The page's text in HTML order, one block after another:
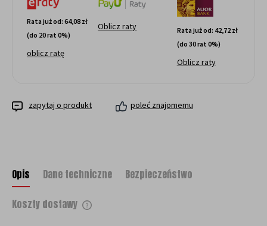
Rata już od: 64,08 zł
(do 20 rat 0%)
oblicz ratę
Oblicz raty Rata już od: 42,72 zł
(do 30 rat 0%)
Oblicz raty
zapytaj o produkt poleć znajomemu
Opis Dane techniczne Bezpieczeństwo
Koszty dostawy